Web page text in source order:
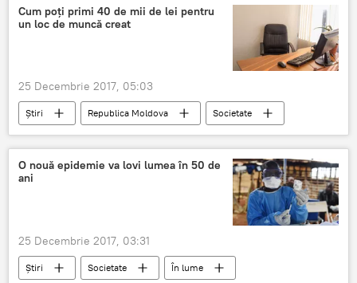
Nașterea Domnului
sărbătoare oficială
Cum poți primi 40 de mii de lei pentru
un loc de muncă creat
25 Decembrie 2017, 05:03
Știri Republica Moldova
Societate
loc de muncă
șomer
agent economic
O nouă epidemie va lovi lumea în 50 de
ani
25 Decembrie 2017, 03:31
Știri Societate
În lume